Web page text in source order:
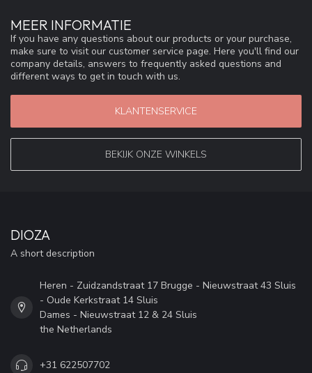
MEER INFORMATIE
If you have any questions about our products or your purchase,
make sure to visit our customer service page. Here you'll find our
company details, answers to frequently asked questions and
different ways to get in touch with us.
KLANTENSERVICE
BEKIJK ONZE WINKELS
DIOZA
A short description
Heren - Zuidzandstraat 17 Brugge - Nieuwstraat 43 Sluis
- Oude Kerkstraat 14 Sluis
Dames - Nieuwstraat 12 & 24 Sluis
the Netherlands
+31 622507702